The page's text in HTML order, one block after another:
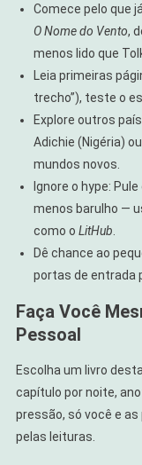
Comece pelo que
O Nome do Vento,
menos lido que
Leia primeiras
trecho”), teste o
Explore outros
Adichie (Nigéria)
mundos novos.
Ignore o hype:
menos barulho —
como o LitHub
Dê chance ao
portas de entrada
Faça Você
Pessoal
Escolha um livro
capítulo por noite,
pressão, só você e
pelas leituras.